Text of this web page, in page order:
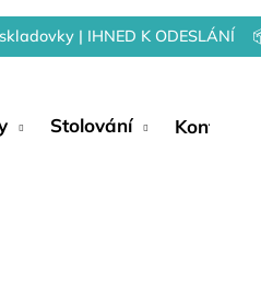
skladovky | IHNED K ODESLÁNÍ
Stolování Kontakty